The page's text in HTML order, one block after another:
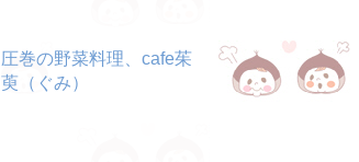
圧巻の野菜料理、cafe茱
萸（ぐみ）